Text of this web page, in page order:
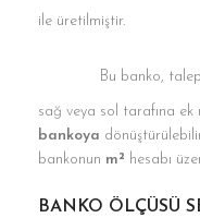
ile üretilmiştir.
Bu banko,
sağ veya sol tarafına
bankoya
bankonun m² hesabı
BANKO ÖLÇÜSÜ